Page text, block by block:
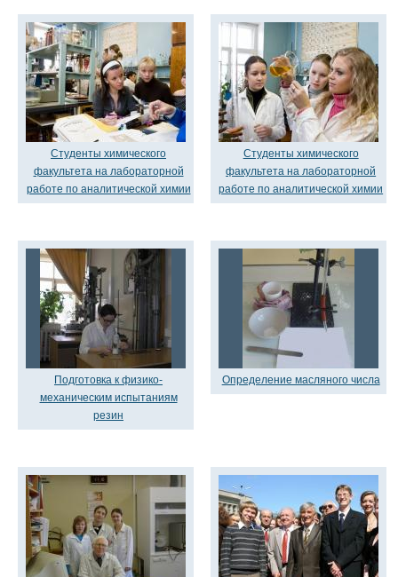
Студенты химического
факультета на лабораторной
работе по аналитической химии
Студенты химического
факультета на лабораторной
работе по аналитической химии
Подготовка к физико-
механическим испытаниям
резин
Определение масляного числа